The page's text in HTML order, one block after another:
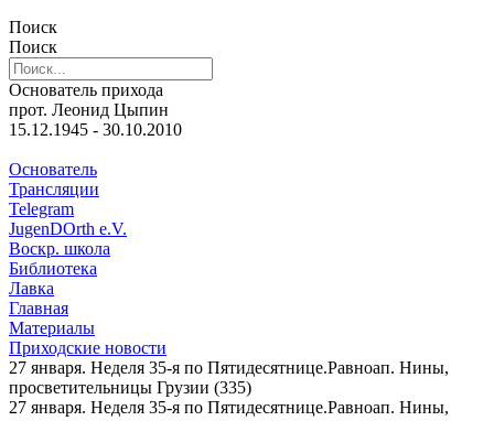
Поиск
Поиск
Основатель прихода
прот. Леонид Цыпин
15.12.1945 - 30.10.2010
Основатель
Трансляции
Telegram
JugenDOrth e.V.
Воскр. школа
Библиотека
Лавка
Главная
Материалы
Приходские новости
27 января. Неделя 35-я по Пятидесятнице.Равноап. Нины,
просветительницы Грузии (335)
27 января. Неделя 35-я по Пятидесятнице.Равноап. Нины,